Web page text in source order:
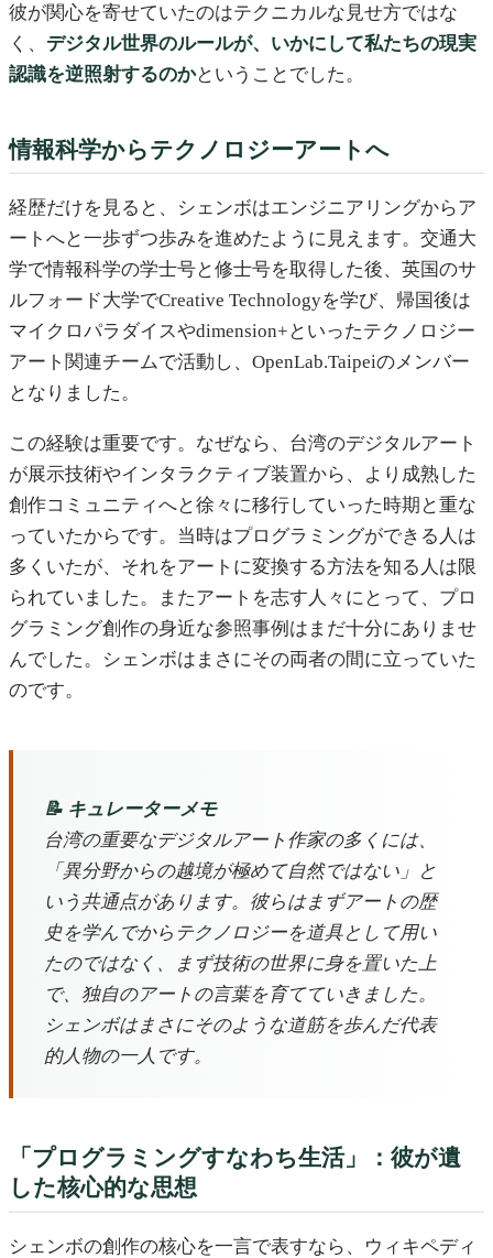
彼が関心を寄せていたのはテクニカルな見せ方ではな
く、 デジタル世界のルールが、いかにして私たちの現実
認識を逆照射するのかということでした。
情報科学からテクノロジーアートへ
経歴だけを見ると、シェンボはエンジニアリングからア
ートへと一歩ずつ歩みを進めたように見えます。交通大
学で情報科学の学士号と修士号を取得した後、英国のサ
ルフォード大学でCreative Technologyを学び、帰国後は
マイクロパラダイスやdimension+といったテクノロジー
アート関連チームで活動し、OpenLab.Taipeiのメンバー
となりました。
この経験は重要です。なぜなら、台湾のデジタルアート
が展示技術やインタラクティブ装置から、より成熟した
創作コミュニティへと徐々に移行していった時期と重な
っていたからです。当時はプログラミングができる人は
多くいたが、それをアートに変換する方法を知る人は限
られていました。またアートを志す人々にとって、プロ
グラミング創作の身近な参照事例はまだ十分にありませ
んでした。シェンボはまさにその両者の間に立っていた
のです。
📝 キュレーターメモ
台湾の重要なデジタルアート作家の多くには、
「異分野からの越境が極めて自然ではない」と
いう共通点があります。彼らはまずアートの歴
史を学んでからテクノロジーを道具として用い
たのではなく、まず技術の世界に身を置いた上
で、独自のアートの言葉を育てていきました。
シェンボはまさにそのような道筋を歩んだ代表
的人物の一人です。
「プログラミングすなわち生活」：彼が遺
した核心的な思想
シェンボの創作の核心を一言で表すなら、ウィキペディ